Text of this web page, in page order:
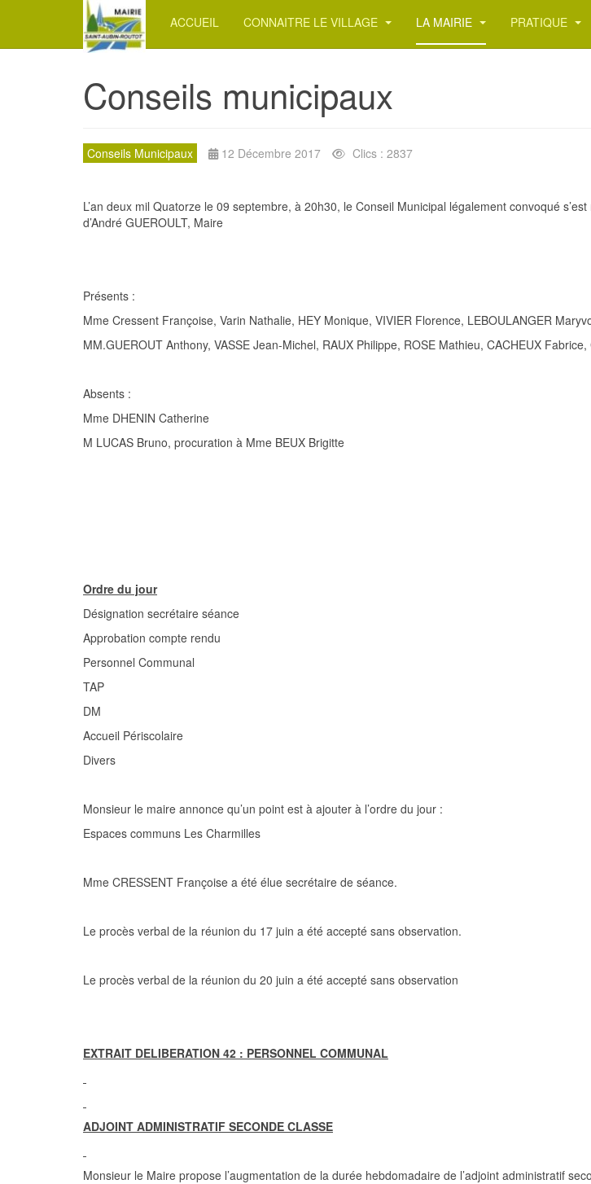
ACCUEIL CONNAITRE LE VILLAGE LA MAIRIE PRATIQUE
Conseils municipaux
Conseils Municipaux 12 Décembre 2017 Clics : 2837
L’an deux mil Quatorze le 09 septembre, à 20h30, le Conseil Municipal légalement convoqué
d’André GUEROULT, Maire
Présents :
Mme Cressent Françoise, Varin Nathalie, HEY Monique, VIVIER Florence, LEBOULANGER
MM.GUEROUT Anthony, VASSE Jean-Michel, RAUX Philippe, ROSE Mathieu, CACHEUX
Absents :
Mme DHENIN Catherine
M LUCAS Bruno, procuration à Mme BEUX Brigitte
Ordre du jour
Désignation secrétaire séance
Approbation compte rendu
Personnel Communal
TAP
DM
Accueil Périscolaire
Divers
Monsieur le maire annonce qu’un point est à ajouter à l’ordre du jour :
Espaces communs Les Charmilles
Mme CRESSENT Françoise a été élue secrétaire de séance.
Le procès verbal de la réunion du 17 juin a été accepté sans observation.
Le procès verbal de la réunion du 20 juin a été accepté sans observation
EXTRAIT DELIBERATION 42 : PERSONNEL COMMUNAL
ADJOINT ADMINISTRATIF SECONDE CLASSE
Monsieur le Maire propose l’augmentation de la durée hebdomadaire de l’adjoint administratif